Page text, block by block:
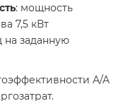
: мощность
7,5 кВт
на заданную
A/A